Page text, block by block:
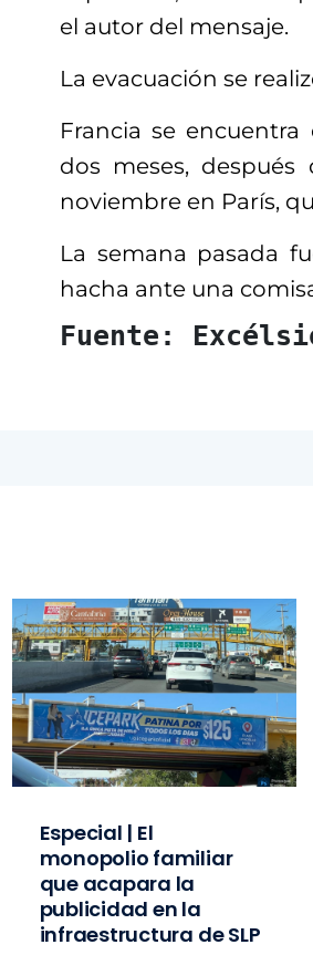
el autor del mensaje.
La evacuación se
Francia se
dos meses,
noviembre en París,
La semana pasada
hacha ante una
Fuente:
Especial | El
monopolio familiar
que acapara la
publicidad en la
infraestructura de SLP